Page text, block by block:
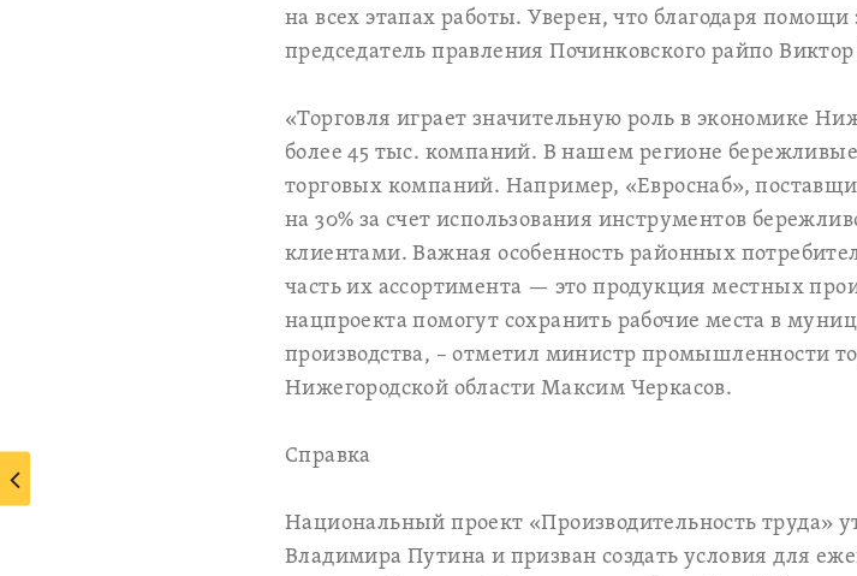
на всех этапах работы. Уверен, что благодаря помощи
председатель правления Починковского райпо
«Торговля играет значительную роль в экономике
более 45 тыс. компаний. В нашем регионе
торговых компаний. Например, «Евроснаб»,
на 30% за счет использования инструментов
клиентами. Важная особенность районных
часть их ассортимента — это продукция местных
нацпроекта помогут сохранить рабочие места в
производства, – отметил министр промышленности
Нижегородской области Максим Черкасов.
Справка
Национальный проект «Производительность труда»
Владимира Путина и призван создать условия для